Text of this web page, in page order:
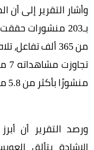
وأشار التقرير إلى أن
منشورًا بأكثر من 5.8 مليون مشاهدة.
ورصد التقرير أن